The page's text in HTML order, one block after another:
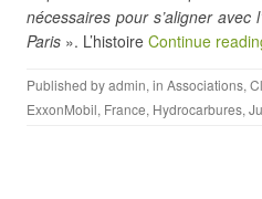
nécessaires pour s’aligner avec
Paris ». L’histoire Continue
Published byadmin, in Associations,
ExxonMobil, France, Hydrocarbures,